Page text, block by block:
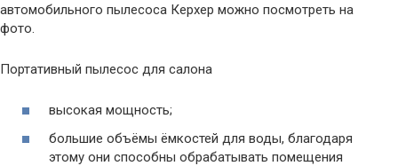
автомобильного пылесоса Керхер можно посмотреть на
фото.
Портативный пылесос для салона
высокая мощность;
большие объёмы ёмкостей для воды, благодаря
этому они способны обрабатывать помещения